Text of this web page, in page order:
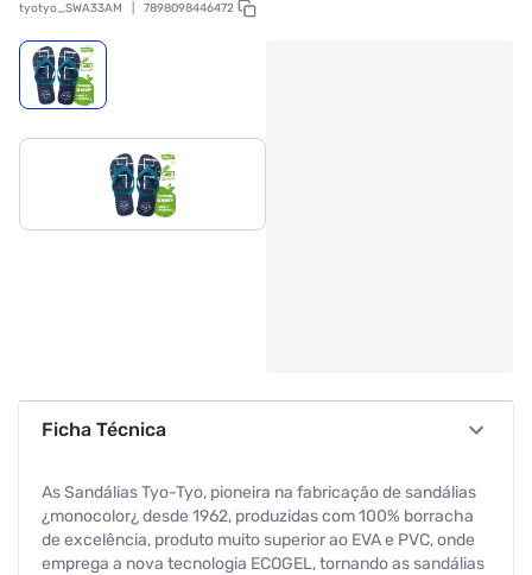
tyotyo_SWA33AM 7898098446472
Ficha Técnica
As Sandálias Tyo-Tyo, pioneira na fabricação de sandálias
¿monocolor¿ desde 1962, produzidas com 100% borracha
de excelência, produto muito superior ao EVA e PVC, onde
emprega a nova tecnologia ECOGEL, tornando as sandálias